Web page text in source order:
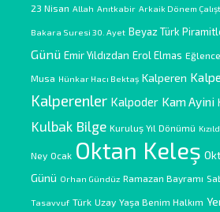
23 Nisan Allah Anıtkabir Arkaik Dönem
Bakara Suresi 30. Ayet Beyaz Türk
Günü Emir Yıldızdan Erol Elmas Eğlence
Musa Hünkar Hacı Bektaş Kalperen
Kalperenler Kalpoder Kam Ayini
Kulbak Bilge Kuruluş Yıl Dönümü
Ney Ocak Oktan Keleş
Günü Orhan Gündüz Ramazan Bayramı
Tasavvuf Türk Uzay Yaşa Benim Halkım